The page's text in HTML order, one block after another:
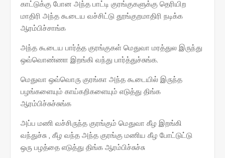
காட்டுக்கு போன அந்த பாட்டி குரங்குகளுக்கு தெரியிற
மாதிரி அந்த கூடைய வச்சிட்டு தூங்குறமாதிரி நடிக்க
ஆரம்பிச்சாங்க
அந்த கூடைய பார்த்த குரங்குகள் மெதுவா மரத்துல இருந்து
ஒவ்வொண்ணா இறங்கி வந்து பார்த்துச்சுங்க.
மெதுவா ஒவ்வொரு குரங்கா அந்த கூடையில் இருந்த
பழங்களையும் காய்கறிகளையும் எடுத்து திங்க
ஆரம்பிச்சுச்சுங்க
அப்ப மணி வச்சிருந்த குரங்கும் மெதுவா கீழ இறங்கி
வந்துச்சு , கீழ வந்த அந்த குரங்கு மணிய கீழ போட்டுட்டு
ஒரு பழத்தை எடுத்து திங்க ஆரம்பிச்சுச்சு